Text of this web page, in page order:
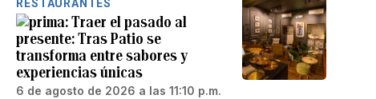
RESTAURANTES
Traer el pasado al
presente: Tras Patio se
transforma entre sabores y
experiencias únicas
6 de agosto de 2026 a las 11:10 p.m.